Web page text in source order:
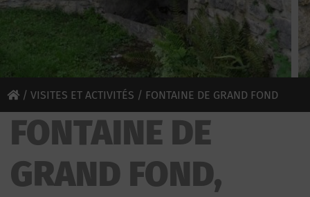
/ VISITES ET ACTIVITÉS / FONTAINE DE GRAND FOND
FONTAINE DE
GRAND FOND,